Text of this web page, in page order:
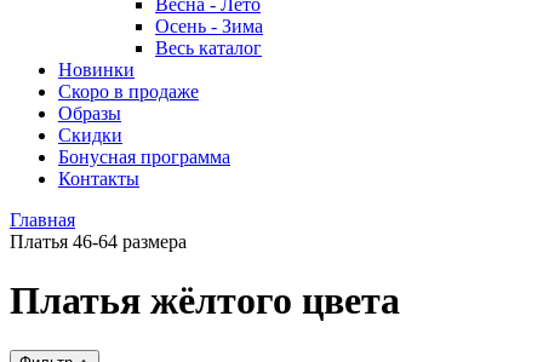
Весна - Лето
Осень - Зима
Весь каталог
Новинки
Скоро в продаже
Образы
Скидки
Бонусная программа
Контакты
Главная
Платья 46-64 размера
Платья жёлтого цвета